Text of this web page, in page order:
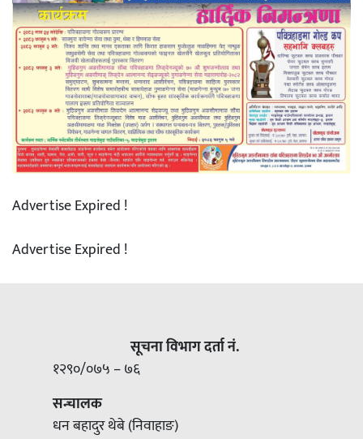
Advertise Expired !
Advertise Expired !
सूचना विभाग दर्ता नं.
१२९०/०७५ – ७६
सन्चालक
धन बहादुर थेबे (निवाहाङ)